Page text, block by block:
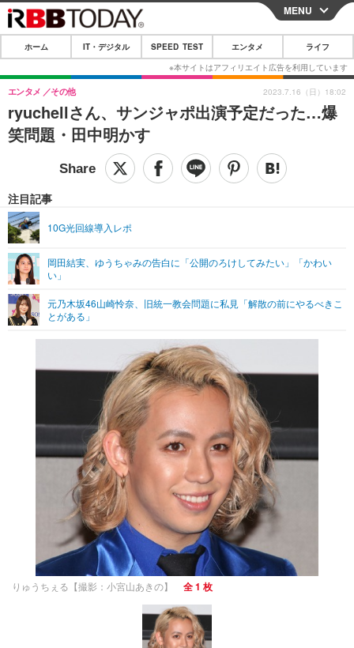
CLOSE
ホーム
IT・デジタル
IT・デジタルTOP スマートフォン
ショッピング その他
SPEED TEST
エンタメTOP 映画・ドラマ
ショッピング その他
ライフTOP
リリース一覧
プッシュ通知の停止方法
MENU
ホーム IT・デジタル SPEED TEST エンタメ ライフ
ryuchellさん、サンジャポ出演予定だった…爆
笑問題・田中明かす
エンタメ その他
注目記事
10G光回線導入レポ
岡田結実、ゆうちゃみの告白に「公開のろけしてみたい」「かわい
い」
元乃木坂46山崎怜奈、旧統一教会問題に私見「解散の前にやるべきこ
とがある」
2023.7.16（日）18:02
りゅうちぇる【撮影：小宮山あきの】 全 1 枚